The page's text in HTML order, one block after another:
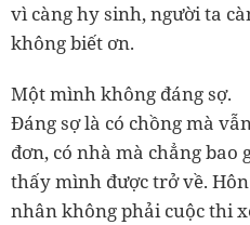
vì càng hy sinh, người ta
không biết ơn.
Một mình không đáng sợ.
Đáng sợ là có chồng mà
đơn, có nhà mà chẳng bao
thấy mình được trở về. Hôn
nhân không phải cuộc thi